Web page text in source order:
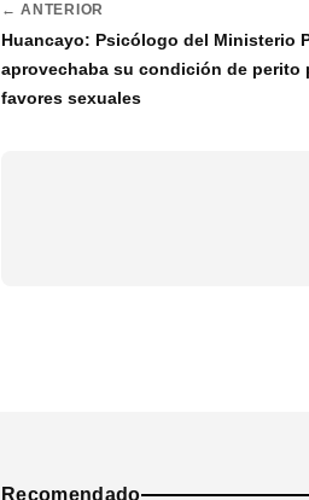
← ANTERIOR
Huancayo: Psicólogo del Ministerio
aprovechaba su condición de perito
favores sexuales
Recomendado